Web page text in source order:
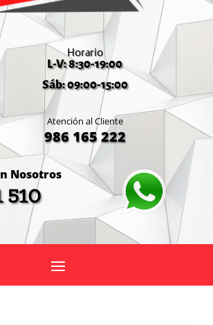
Horario
L-V: 8:30-19:00
Sáb: 09:00-15:00
Atención al Cliente
986 165 222
Nosotros
510